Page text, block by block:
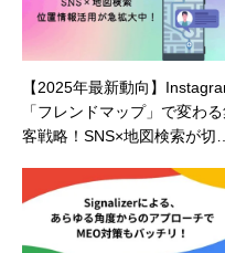
【2025年最新動向】
「フレンドマップ」で変わ
客戦略！SNS×地図検索が切り